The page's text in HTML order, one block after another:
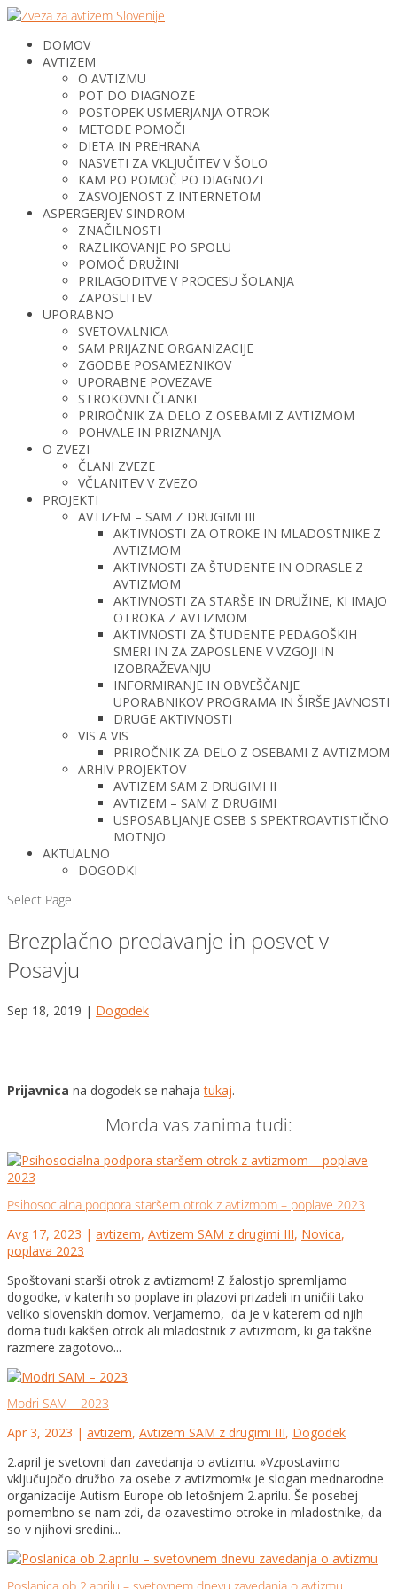
DOMOV
AVTIZEM
O AVTIZMU
POT DO DIAGNOZE
POSTOPEK USMERJANJA OTROK
METODE POMOČI
DIETA IN PREHRANA
NASVETI ZA VKLJUČITEV V ŠOLO
KAM PO POMOČ PO DIAGNOZI
ZASVOJENOST Z INTERNETOM
ASPERGERJEV SINDROM
ZNAČILNOSTI
RAZLIKOVANJE PO SPOLU
POMOČ DRUŽINI
PRILAGODITVE V PROCESU ŠOLANJA
ZAPOSLITEV
UPORABNO
SVETOVALNICA
SAM PRIJAZNE ORGANIZACIJE
ZGODBE POSAMEZNIKOV
UPORABNE POVEZAVE
STROKOVNI ČLANKI
PRIROČNIK ZA DELO Z OSEBAMI Z AVTIZMOM
POHVALE IN PRIZNANJA
O ZVEZI
ČLANI ZVEZE
VČLANITEV V ZVEZO
PROJEKTI
AVTIZEM – SAM Z DRUGIMI III
AKTIVNOSTI ZA OTROKE IN MLADOSTNIKE Z
AVTIZMOM
AKTIVNOSTI ZA ŠTUDENTE IN ODRASLE Z
AVTIZMOM
AKTIVNOSTI ZA STARŠE IN DRUŽINE, KI IMAJO
OTROKA Z AVTIZMOM
AKTIVNOSTI ZA ŠTUDENTE PEDAGOŠKIH
SMERI IN ZA ZAPOSLENE V VZGOJI IN
IZOBRAŽEVANJU
INFORMIRANJE IN OBVEŠČANJE
UPORABNIKOV PROGRAMA IN ŠIRŠE JAVNOSTI
DRUGE AKTIVNOSTI
VIS A VIS
PRIROČNIK ZA DELO Z OSEBAMI Z AVTIZMOM
ARHIV PROJEKTOV
AVTIZEM SAM Z DRUGIMI II
AVTIZEM – SAM Z DRUGIMI
USPOSABLJANJE OSEB S SPEKTROAVTISTIČNO
MOTNJO
AKTUALNO
DOGODKI
Select Page
Brezplačno predavanje in posvet v
Posavju
Sep 18, 2019 | Dogodek
Prijavnica na dogodek se nahajatukaj.
Morda vas zanima tudi:
Psihosocialna podpora staršem otrok z avtizmom – poplave 2023
Avg 17, 2023 | avtizem, Avtizem SAM z drugimi III, Novica,
poplava 2023
Spoštovani starši otrok z avtizmom! Z žalostjo spremljamo
dogodke, v katerih so poplave in plazovi prizadeli in uničili tako
veliko slovenskih domov. Verjamemo, da je v katerem od njih
doma tudi kakšen otrok ali mladostnik z avtizmom, ki ga takšne
razmere zagotovo...
Modri SAM – 2023
Apr 3, 2023 | avtizem, Avtizem SAM z drugimi III, Dogodek
2.april je svetovni dan zavedanja o avtizmu. »Vzpostavimo
vključujočo družbo za osebe z avtizmom!« je slogan mednarodne
organizacije Autism Europe ob letošnjem 2.aprilu. Še posebej
pomembno se nam zdi, da ozavestimo otroke in mladostnike, da
so v njihovi sredini...